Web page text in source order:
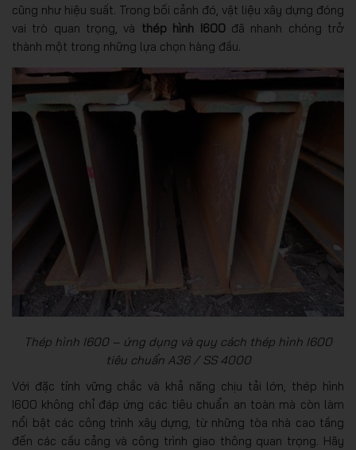
cũng như hiệu suất. Trong bối cảnh đó, vật liệu xây dựng đóng
vai trò quan trọng, và thép hình I600đã nhanh chóng trở
thành một trong những lựa chọn hàng đầu.
Thép hình I600 – ứng dụng và quy cách thép hình I600
tiêu chuẩn A36 / SS 4000
Với đặc tính vững chắc và khả năng chịu tải lớn, thép hình
I600 không chỉ đáp ứng các tiêu chuẩn an toàn mà còn làm
nổi bật các công trình xây dựng, từ những tòa nhà cao tầng
đến các cầu cảng và công trình giao thông quan trọng. Hãy